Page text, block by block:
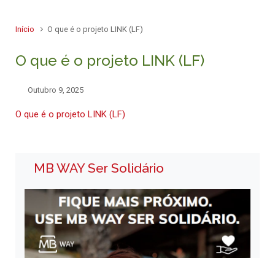
Início O que é o projeto LINK (LF)
O que é o projeto LINK (LF)
Outubro 9, 2025
O que é o projeto LINK (LF)
MB WAY Ser Solidário